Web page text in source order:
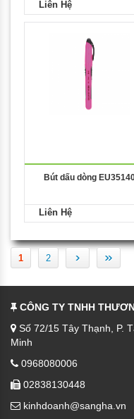
Liên Hệ
Bút dấu dòng
Liên Hệ
1 2 › »
CÔNG TY TNHH
Số 72/15 Tây Thạnh, P.
Minh
0968080006
02838130448
kinhdoanh@sangha.vn